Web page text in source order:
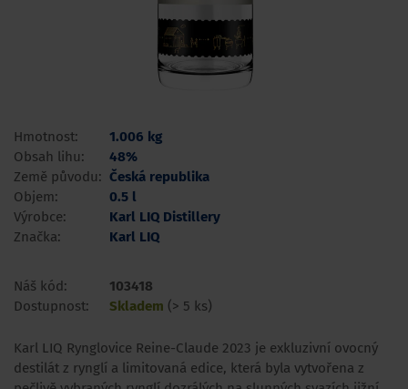
Hmotnost:
1.006 kg
Obsah lihu:
48%
Země původu: Česká republika
Objem:
0.5 l
Výrobce:
Karl LIQ Distillery
Značka:
Karl LIQ
Náš kód:
103418
Dostupnost:
Skladem (> 5 ks)
Karl LIQ Rynglovice Reine-Claude 2023 je exkluzivní ovocný
destilát z rynglí a limitovaná edice, která byla vytvořena z